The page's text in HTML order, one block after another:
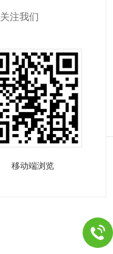
关注我们
移动端浏览